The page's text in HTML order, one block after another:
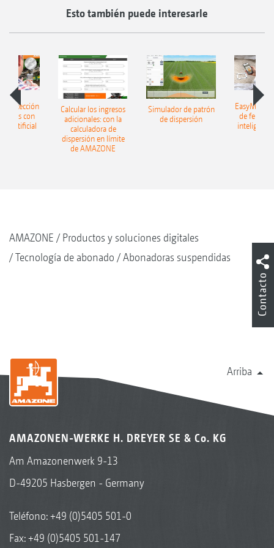
Esto también puede interesarle
detección
con
artificial
Calcular los ingresos
adicionales: con la
calculadora de
dispersión en límite
de AMAZONE
Simulador de patrón
de dispersión
EasyMatch:
de
AMAZONE
Productos y soluciones digitales
Tecnología de abonado
Abonadoras suspendidas
Arriba
AMAZONEN-WERKE H. DREYER SE & Co. KG
Am Amazonenwerk 9-13
D-49205 Hasbergen - Germany
Teléfono:+49 (0)5405 501-0
Fax: +49 (0)5405 501-147
Contacto